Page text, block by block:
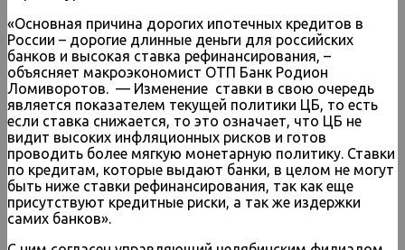
«Основная причина дорогих ипотечных кредитов в
России – дорогие длинные деньги для российских
банков и высокая ставка рефинансирования, –
объясняет макроэкономист ОТП Банк Родион
Ломиворотов. — Изменение ставки в свою очередь
является показателем текущей политики ЦБ, то есть
если ставка снижается, то это означает, что ЦБ не
видит высоких инфляционных рисков и готов
проводить более мягкую монетарную политику. Ставки
по кредитам, которые выдают банки, в целом не могут
быть ниже ставки рефинансирования, так как еще
присутствуют кредитные риски, а так же издержки
самих банков».